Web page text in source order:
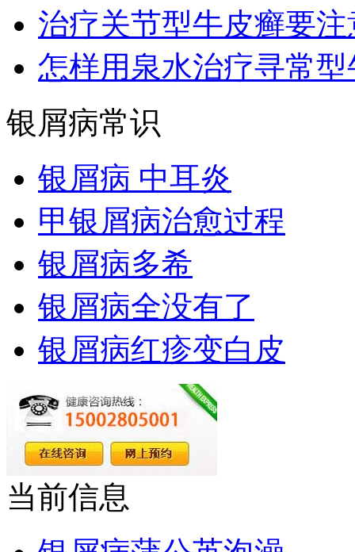
治疗关节型牛皮癣要注
怎样用泉水治疗寻常型
银屑病常识
银屑病 中耳炎
甲银屑病治愈过程
银屑病多希
银屑病全没有了
银屑病红疹变白皮
当前信息